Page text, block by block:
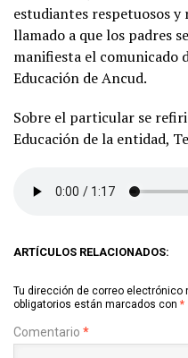
estudiantes respetuosos y
llamado a que los padres
manifiesta el comunicado
Educación de Ancud.
Sobre el particular se
Educación de la entidad,
ARTÍCULOS RELACIONADOS:
Tu dirección de correo electrónico
obligatorios están marcados con *
Comentario *